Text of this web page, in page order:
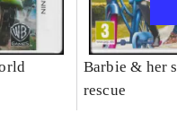
Barbie & her
rescue